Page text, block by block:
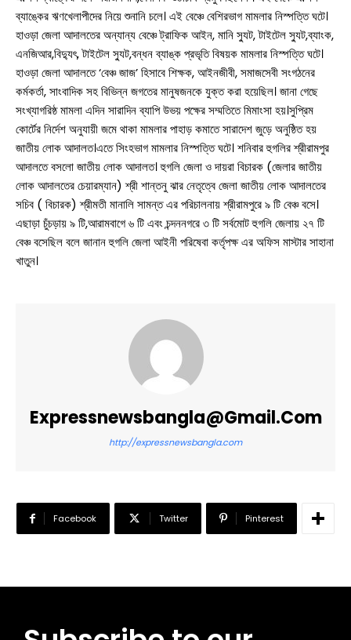
ব্যাঙ্কের ঋণখেলাপীদের নিয়ে শুনানি চলে। এই বেঞ্চে বেশিরভাগ মামলার নিস্পত্তি ঘটে।
হাওড়া জেলা আদালতের অন্যান্য বেঞ্চে ট্রাফিক আইন, মানি স্যুট, টাইটেল স্যুট,ব্যাংক,
এনজিআর,বিদ্যুৎ, টাইটেল স্যুট,বন্ধন ব্যাঙ্ক প্রভৃতি বিষয়ক মামলার নিস্পত্তি ঘটে।
হাওড়া জেলা আদালতে ‘বেঞ্চ জাজ’ হিসাবে শিক্ষক, আইনজীবী, সমাজসেবী সংগঠনের
কর্মকর্তা, সাংবাদিক সহ বিভিন্ন জগতের মানুষজনকে যুক্ত করা হয়েছিল। জানা গেছে
সংখ্যাগরিষ্ঠ মামলা এদিন সারাদিন ব্যাপি উভয় পক্ষের সম্মতিতে মিমাংসা হয়।সুপ্রিম
কোর্টের নির্দেশ অনুযায়ী জমে থাকা মামলার পাহাড় কমাতে সারাদেশ জুড়ে অনুষ্ঠিত হয়
জাতীয় লোক আদালত।এতে সিংহভাগ মামলার নিস্পত্তি ঘটে। শনিবার হুগলির শ্রীরামপুর
আদালতে বসলো জাতীয় লোক আদালত। হুগলি জেলা ও দায়রা বিচারক (জেলার জাতীয়
লোক আদালতের চেয়ারম্যান) শ্রী শান্তনু ঝার নেতৃত্বে জেলা জাতীয় লোক আদালতের
সচিব ( বিচারক) শ্রীমতী মানালি সামন্ত এর পরিচালনায় শ্রীরামপুরে ৯ টি বেঞ্চ বসে।
এছাড়া চুঁচড়ায় ৯ টি,আরামবাগে ৬ টি এবং চন্দননগরে ৩ টি সর্বমোট হুগলি জেলায় ২৭ টি
বেঞ্চ বসেছিল বলে জানান হুগলি জেলা আইনী পরিষেবা কর্তৃপক্ষ এর অফিস মাস্টার সাহানা
খাতুন।
Expressnewsbangla@gmail.com
http://expressnewsbangla.com
Facebook Twitter Pinterest